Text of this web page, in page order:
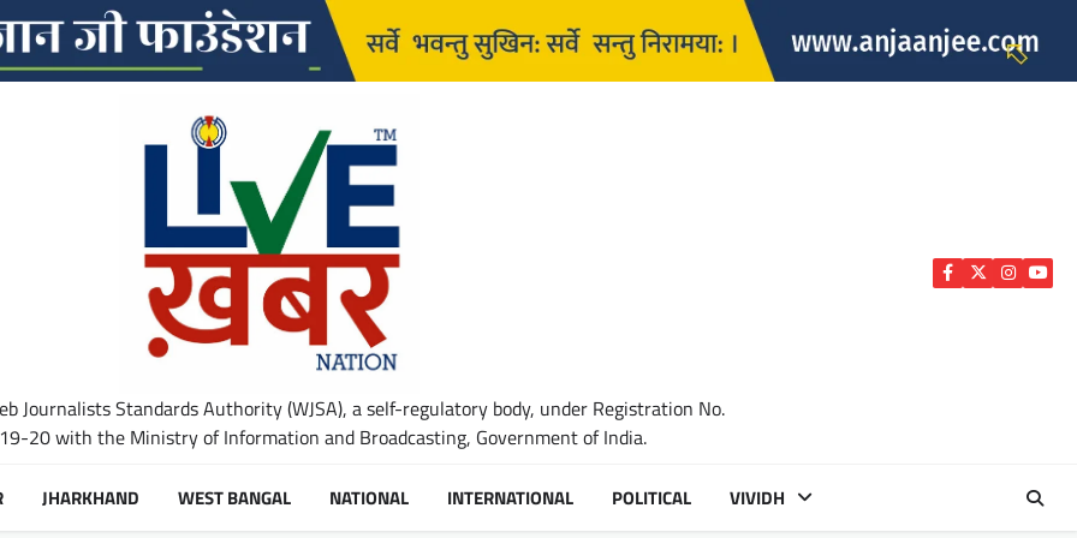
Journalists Standards Authority (WJSA), a self-regulatory body, under Registration No.
20 with the Ministry of Information and Broadcasting, Government of India.
Facebook
Twitter
JHARKHAND WEST BANGAL NATIONAL INTERNATIONAL POLITICAL VIVIDH